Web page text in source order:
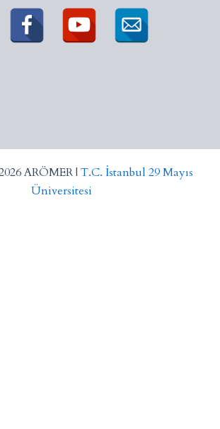
ARÖMER | T.C. İstanbul 29 Mayıs
Üniversitesi